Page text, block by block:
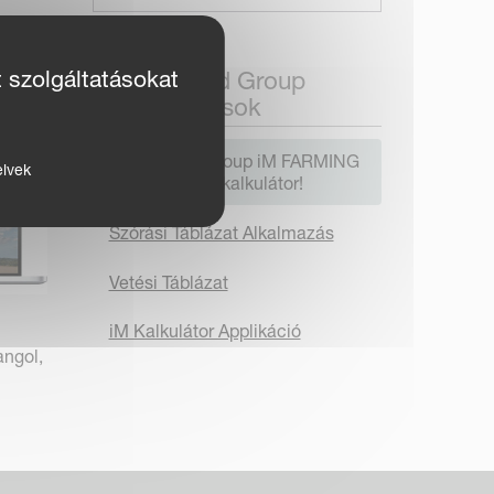
Kverneland Group
Alkalmazások
Kverneland Group iM FARMING
Megtakarítási kalkulátor!
Szórási Táblázat Alkalmazás
Vetési Táblázat
iM Kalkulátor Applikáció